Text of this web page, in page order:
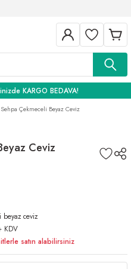
KARGO BEDAVA!
Sehpa Çekmeceli Beyaz Ceviz
Ceviz
beyaz ceviz
KDV
satın alabilirsiniz